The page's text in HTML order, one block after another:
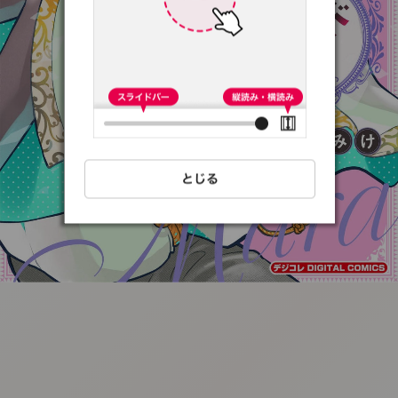
:692.15.692.34:t-
vnqp.lunrzsdszk.vn.oi